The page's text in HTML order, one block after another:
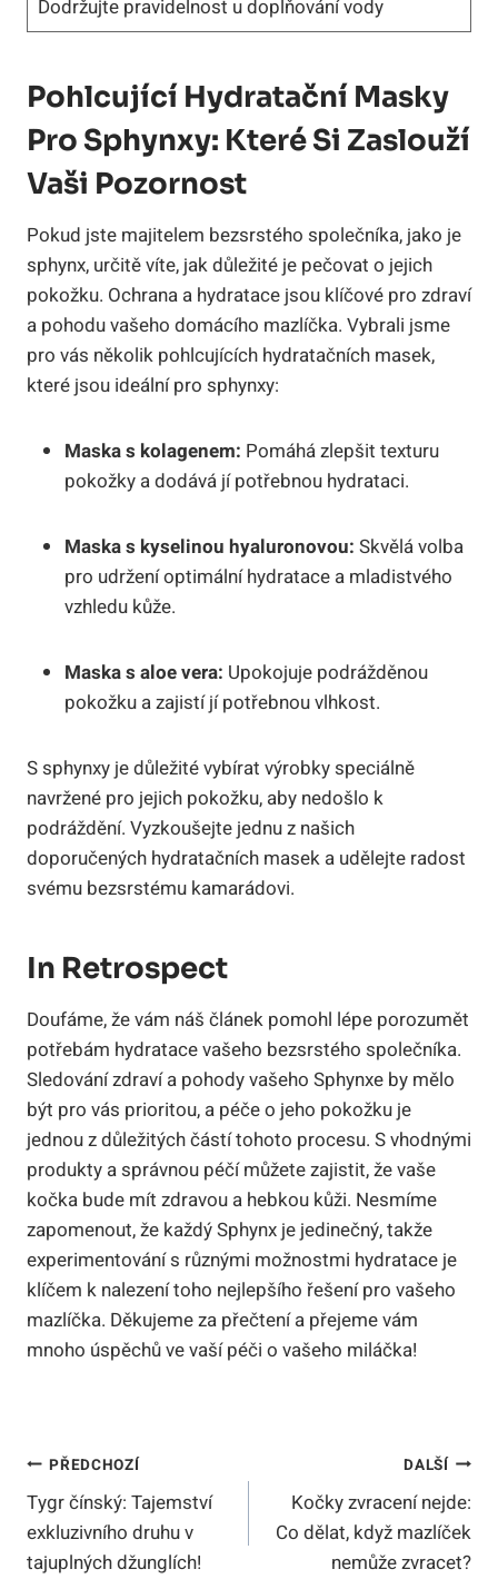
Dodržujte pravidelnost u doplňování vody
Pohlcující Hydratační Masky
Pro Sphynxy: Které Si Zaslouží
Vaši Pozornost
Pokud jste majitelem bezsrstého společníka, jako je
sphynx, určitě víte, jak důležité je pečovat o jejich
pokožku. Ochrana a hydratace jsou klíčové pro zdraví
a pohodu vašeho domácího mazlíčka. Vybrali jsme
pro vás několik pohlcujících hydratačních masek,
které jsou ideální pro sphynxy:
Maska s kolagenem: Pomáhá zlepšit texturu
pokožky a dodává jí potřebnou hydrataci.
Maska s kyselinou hyaluronovou: Skvělá volba
pro udržení optimální hydratace a mladistvého
vzhledu kůže.
Maska s aloe vera: Upokojuje podrážděnou
pokožku a zajistí jí potřebnou vlhkost.
S sphynxy je důležité vybírat výrobky speciálně
navržené pro jejich pokožku, aby nedošlo k
podráždění. Vyzkoušejte jednu z našich
doporučených hydratačních masek a udělejte radost
svému bezsrstému kamarádovi.
In Retrospect
Doufáme, že vám náš článek pomohl lépe porozumět
potřebám hydratace vašeho bezsrstého společníka.
Sledování zdraví a pohody vašeho Sphynxe by mělo
být pro vás prioritou, a péče o jeho pokožku je
jednou z důležitých částí tohoto procesu. S vhodnými
produkty a správnou péčí můžete zajistit, že vaše
kočka bude mít zdravou a hebkou kůži. Nesmíme
zapomenout, že každý Sphynx je jedinečný, takže
experimentování s různými možnostmi hydratace je
klíčem k nalezení toho nejlepšího řešení pro vašeho
mazlíčka. Děkujeme za přečtení a přejeme vám
mnoho úspěchů ve vaší péči o vašeho miláčka!
Navigace
Pro
Příspěvek
PŘEDCHOZÍ
Tygr čínský: Tajemství
exkluzivního druhu v
tajuplných džunglích!
DALŠÍ
Kočky zvracení nejde:
Co dělat, když mazlíček
nemůže zvracet?